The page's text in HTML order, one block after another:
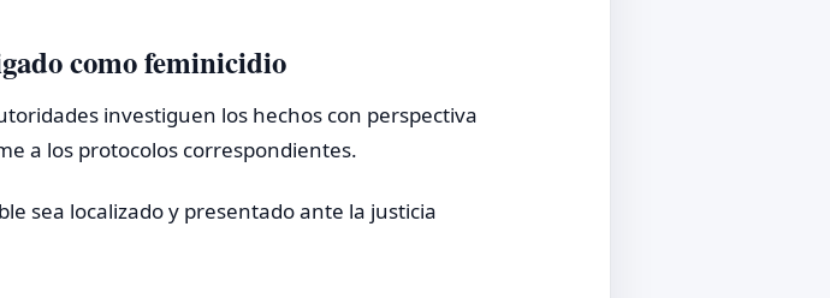
como feminicidio
investiguen los hechos con perspectiva
a los protocolos correspondientes.
sea localizado y presentado ante la justicia